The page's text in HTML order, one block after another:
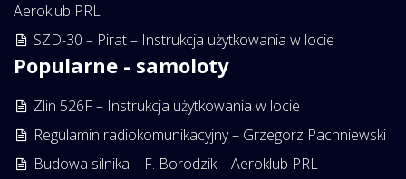
Aeroklub PRL
SZD-30 – Pirat – Instrukcja użytkowania w locie
Popularne - samoloty
Zlin 526F – Instrukcja użytkowania w locie
Regulamin radiokomunikacyjny – Grzegorz Pachniewski
Budowa silnika – F. Borodzik – Aeroklub PRL